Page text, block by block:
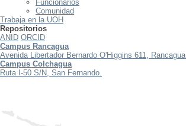
Funcionarios
Comunidad
Trabaja en la UOH
Repositorios
ANID ORCID
Campus Rancagua
Avenida Libertador Bernardo O'Higgins 611, Rancagua.
Campus Colchagua
Ruta I-50 S/N, San Fernando.